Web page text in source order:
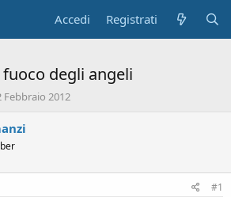
Accedi Registrati
degli angeli
Febbraio 2012
#1